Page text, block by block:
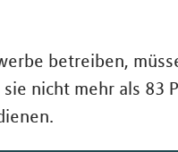
betreiben,
nicht mehr als 83